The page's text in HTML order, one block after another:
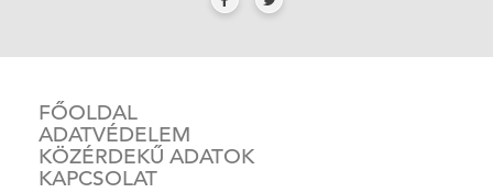
FŐOLDAL
ADATVÉDELEM
KÖZÉRDEKŰ ADATOK
KAPCSOLAT